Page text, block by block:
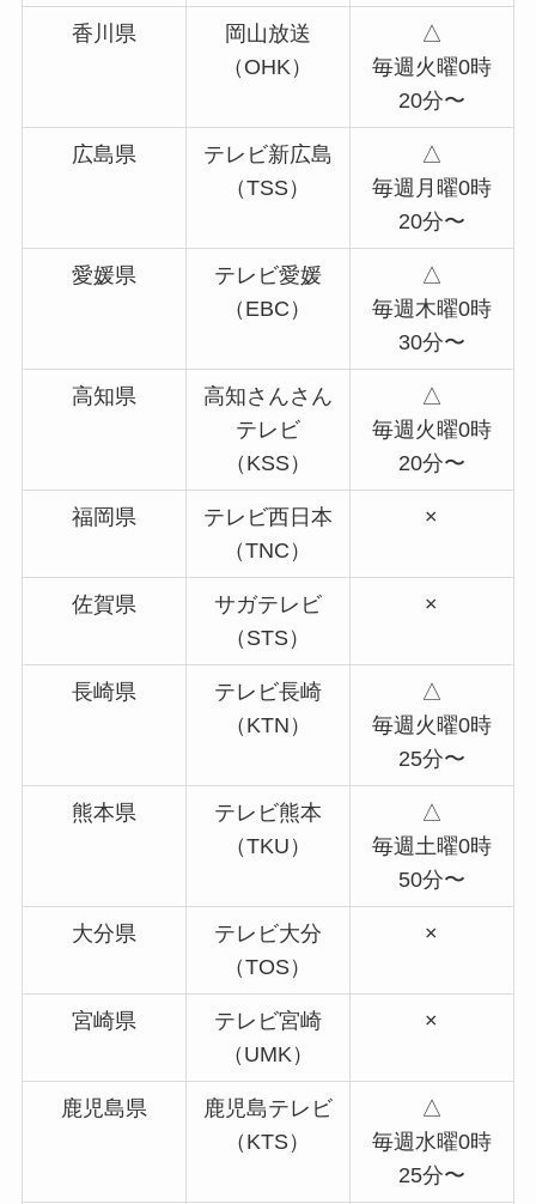
香川県
岡山放送
（OHK）
△
毎週火曜0時
20分〜
広島県
テレビ新広島
（TSS）
△
毎週月曜0時
20分〜
愛媛県
テレビ愛媛
（EBC）
△
毎週木曜0時
30分〜
高知県
高知さんさん
テレビ
（KSS）
△
毎週火曜0時
20分〜
福岡県
テレビ西日本
（TNC）
×
佐賀県
サガテレビ
（STS）
×
長崎県
テレビ長崎
（KTN）
△
毎週火曜0時
25分〜
熊本県
テレビ熊本
（TKU）
△
毎週土曜0時
50分〜
大分県
テレビ大分
（TOS）
×
宮崎県
テレビ宮崎
（UMK）
×
鹿児島県
鹿児島テレビ
（KTS）
△
毎週水曜0時
25分〜